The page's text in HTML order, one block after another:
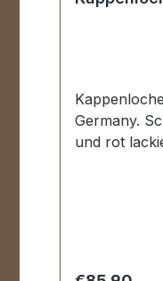
Germany.
und rot